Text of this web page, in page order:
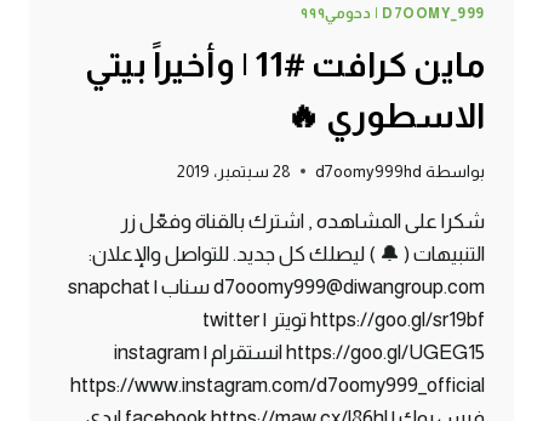
D7OOMY_999 | دحومي٩٩٩
ماين كرافت #11 | وأخيراً بيتي
الاسطوري 🔥
بواسطة d7oomy999hd 28 سبتمبر، 2019
شكرا على المشاهده , اشترك بالقناة وفعّل زر
التنبيهات ( 🔔 ) ليصلك كل جديد. للتواصل والإعلان:
d7ooomy999@diwangroup.com سناب | snapchat
https://goo.gl/sr19bf تويتر | twitter
https://goo.gl/UGEG15 انستقرام | instagram
https://www.instagram.com/d7oomy999_official